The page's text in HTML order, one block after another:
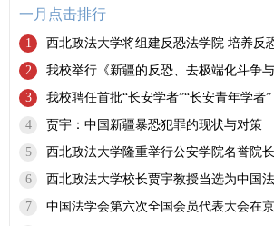
一月点击排行
1
西北政法大学将组建反恐法学院 培养反
2
3
我校聘任首批“长安学者”“长安青年学者”
4
贾宇：中国新疆暴恐犯罪的现状与对策
5
6
7